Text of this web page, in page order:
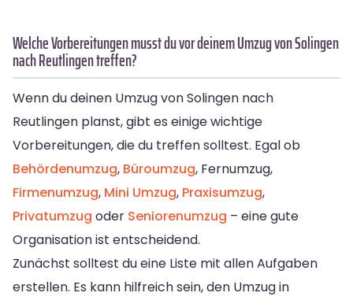
Welche Vorbereitungen musst du vor deinem Umzug von Solingen
nach Reutlingen treffen?
Wenn du deinen Umzug von Solingen nach
Reutlingen planst, gibt es einige wichtige
Vorbereitungen, die du treffen solltest. Egal ob
Behördenumzug, Büroumzug, Fernumzug,
Firmenumzug, Mini Umzug, Praxisumzug,
Privatumzug oder Seniorenumzug – eine gute
Organisation ist entscheidend.
Zunächst solltest du eine Liste mit allen Aufgaben
erstellen. Es kann hilfreich sein, den Umzug in